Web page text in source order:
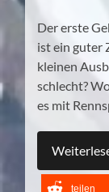
Der erste
ist ein guter
kleinen
schlecht?
es mit
teilen